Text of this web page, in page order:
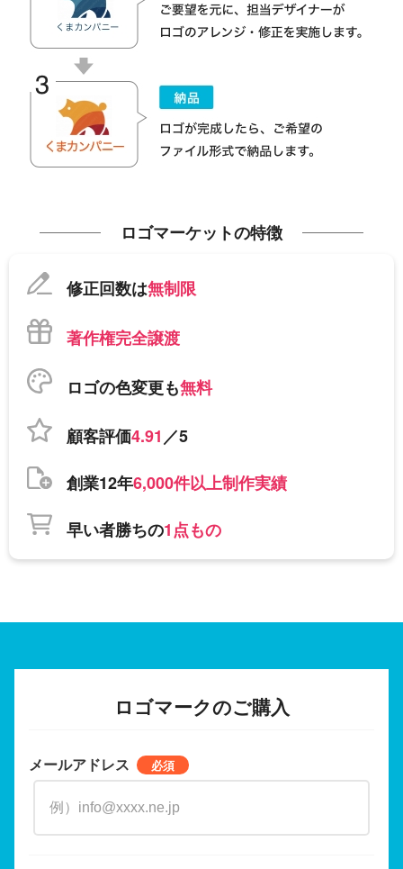
ロゴマーケットの特徴
修正回数は無制限
著作権完全譲渡
ロゴの色変更も無料
顧客評価4.91／5
創業12年6,000件以上制作実績
早い者勝ちの1点もの
ロゴマークのご購入
メールアドレス